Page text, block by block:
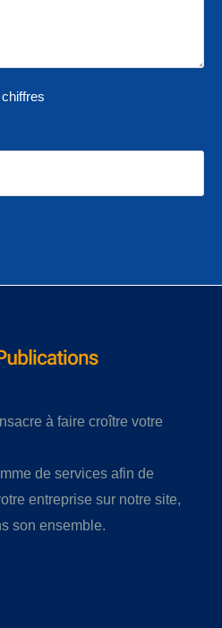
à faire croître votre
de services afin de
entreprise sur notre site,
son ensemble.